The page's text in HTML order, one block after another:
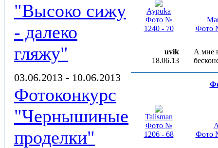
"Высоко сижу
- далеко
гляжу"
03.06.2013 - 10.06.2013
Фотоконкурс
"Чернышиные
проделки"
Aypuka
Фото №
1240 - 70
Фото
uvik
18.06.13
А мне
Talisman
Фото №
1206 - 68
Фото